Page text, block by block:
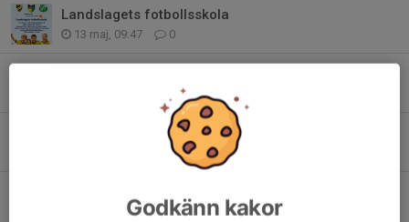
Landslagets fotbollsskola
13 maj, 09:47 0
Träning flyttad till Österås 30/3
0
24 mar, 08:33 0
Godkänn kakor